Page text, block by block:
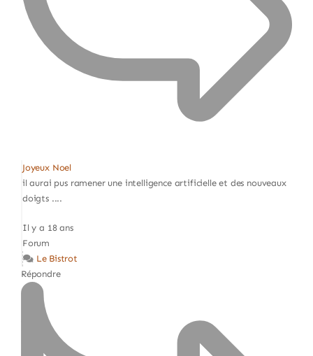
Joyeux Noel
il aurai pus ramener une intelligence artificielle et des nouveaux
doigts ....
Il y a 18 ans
Forum
Le Bistrot
Répondre